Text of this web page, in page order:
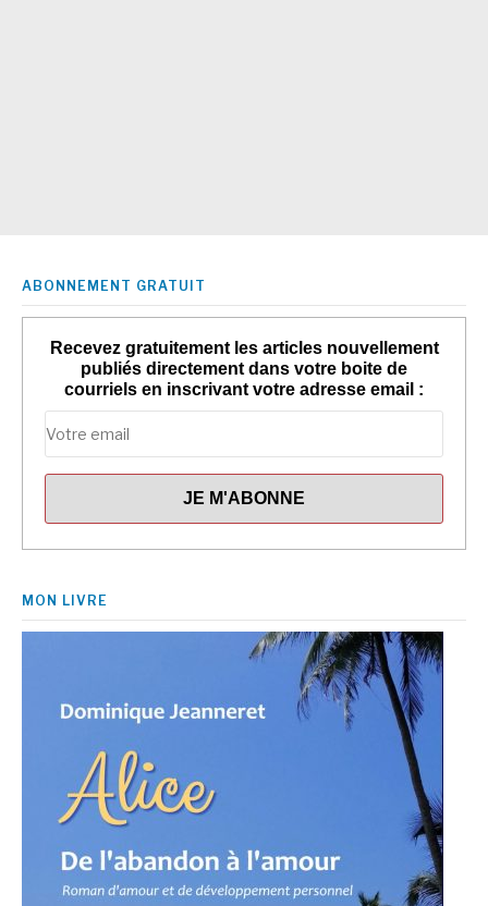
ABONNEMENT GRATUIT
Recevez gratuitement les articles nouvellement
publiés directement dans votre boite de
courriels en inscrivant votre adresse email :
MON LIVRE